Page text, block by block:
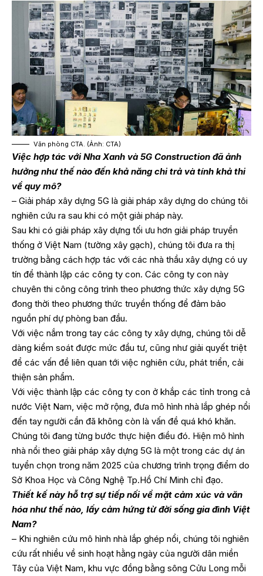
Văn phòng CTA. (Ảnh: CTA)
Việc hợp tác với Nha Xanh và 5G Construction đã ảnh
hưởng như thế nào đến khả năng chi trả và tính khả thi
về quy mô?
– Giải pháp xây dựng 5G là giải pháp xây dựng do chúng tôi
nghiên cứu ra sau khi có một giải pháp này.
Sau khi có giải pháp xây dựng tối ưu hơn giải pháp truyền
thống ở Việt Nam (tường xây gạch), chúng tôi đưa ra thị
trường bằng cách hợp tác với các nhà thầu xây dựng có uy
tín để thành lập các công ty con. Các công ty con này
chuyên thi công công trình theo phương thức xây dựng 5G
đong thời theo phương thức truyền thống để đảm bảo
nguồn phí dự phòng ban đầu.
Với việc nắm trong tay các công ty xây dựng, chúng tôi dễ
dàng kiểm soát được mức đầu tư, cũng như giải quyết triệt
để các vấn đề liên quan tới việc nghiên cứu, phát triển, cải
thiện sản phẩm.
Với việc thành lập các công ty con ở khắp các tỉnh trong cả
nước Việt Nam, việc mở rộng, đưa mô hình nhà lắp ghép nổi
đến tay người cần đã không còn là vấn đề quá khó khăn.
Chúng tôi đang từng bước thực hiện điều đó. Hiện mô hình
nhà nổi theo giải pháp xây dựng 5G là một trong các dự án
tuyển chọn trong năm 2025 của chương trình trọng điểm do
Sở Khoa Học và Công Nghệ Tp.Hồ Chí Minh chỉ đạo.
Thiết kế này hỗ trợ sự tiếp nối về mặt cảm xúc và văn
hóa như thế nào, lấy cảm hứng từ đời sống gia đình Việt
Nam?
– Khi nghiên cứu mô hình nhà lắp ghép nổi, chúng tôi nghiên
cứu rất nhiều về sinh hoạt hằng ngày của người dân miền
Tây của Việt Nam, khu vực đồng bằng sông Cửu Long mỗi